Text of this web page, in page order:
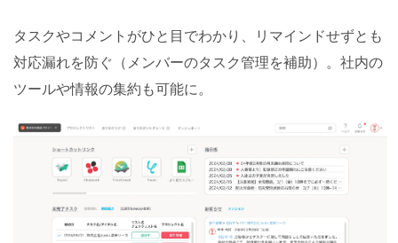
タスクやコメントがひと目でわかり、リマインドせずとも
対応漏れを防ぐ（メンバーのタスク管理を補助）。社内の
ツールや情報の集約も可能に。